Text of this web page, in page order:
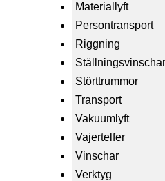
Materiallyft
Persontransport
Riggning
Ställningsvinschar
Störttrummor
Transport
Vakuumlyft
Vajertelfer
Vinschar
Verktyg